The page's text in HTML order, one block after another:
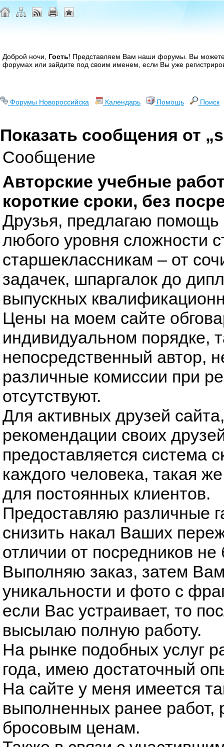
Доброй ночи, Гость! Представляем Вам наши форумы. Вы
форумах или зайдите под своим именем, если Вы уже
Форумы Новороссийска Календарь Помощь Поиск
Показать сообщения от
Сообщение
Авторские учебные
короткие сроки, без
Друзья, предлагаю помощь
любого уровня сложности
старшеклассникам – от
задачек, шпаргалок до
выпускных
Цены на моем сайте
индивидуальном порядке,
непосредственный автор,
различные комиссии при
отсутствуют.
Для активных друзей
рекомендации своих
предоставляется система
каждого человека, такая
для постоянных клиентов.
Предоставляю различные
снизить накал Ваших
отличии от посредников
Выполняю заказ, затем
уникальности и фото с
если Вас устраивает, то
высылаю полную работу.
На рынке подобных услуг
года, имею достаточный
На сайте у меня имеется
выполненных ранее работ,
бросовым ценам.